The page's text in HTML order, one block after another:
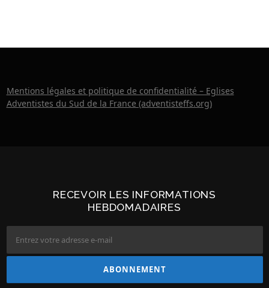
Mentions légales et politique de confidentialité – Eglises
Adventistes du Sud de la France (adventisteffs.org)
RECEVOIR LES INFORMATIONS
HEBDOMADAIRES